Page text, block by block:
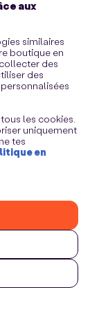
aux
similaires
boutique en
des
des
les cookies.
uniquement
tes
en